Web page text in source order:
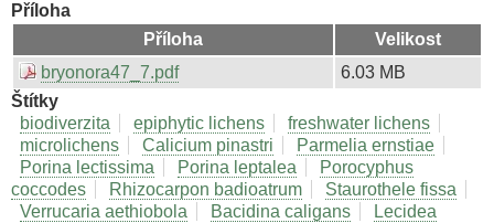
Příloha
Příloha
Velikost
bryonora47_7.pdf
6.03 MB
Štítky
biodiverzita
epiphytic lichens
freshwater lichens
microlichens
Calicium pinastri
Parmelia ernstiae
Porina lectissima
Porina leptalea
Porocyphus
coccodes
Rhizocarpon badioatrum
Staurothele fissa
Verrucaria aethiobola
Bacidina caligans
Lecidea